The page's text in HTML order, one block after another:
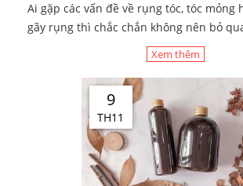
Ai gặp các vấn đề về rụng tóc, tóc mỏng
gãy rụng thì chắc chắn không nên bỏ
Xem thêm
9
TH11